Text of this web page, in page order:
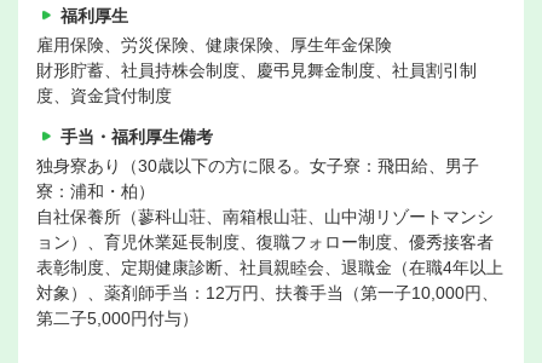
福利厚生
雇用保険、労災保険、健康保険、厚生年金保険
財形貯蓄、社員持株会制度、慶弔見舞金制度、社員割引制
度、資金貸付制度
手当・福利厚生備考
独身寮あり（30歳以下の方に限る。女子寮：飛田給、男子
寮：浦和・柏）
自社保養所（蓼科山荘、南箱根山荘、山中湖リゾートマンシ
ョン）、育児休業延長制度、復職フォロー制度、優秀接客者
表彰制度、定期健康診断、社員親睦会、退職金（在職4年以上
対象）、薬剤師手当：12万円、扶養手当（第一子10,000円、
第二子5,000円付与）